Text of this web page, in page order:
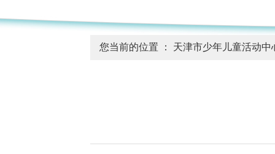
您当前的位置 ： 天津市少年儿童活动中